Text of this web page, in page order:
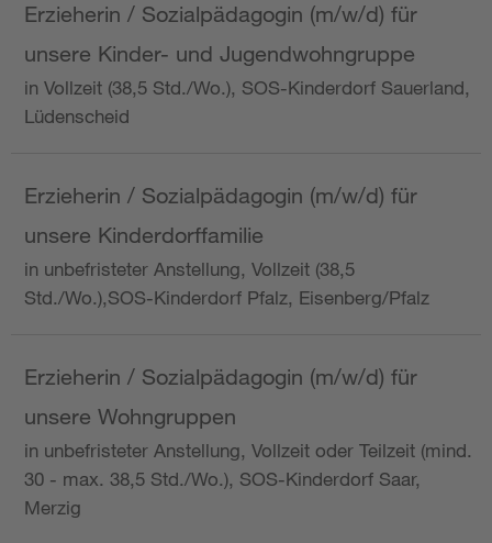
Erzieherin / Sozialpädagogin (m/w/d) für
unsere Kinder- und Jugendwohngruppe
in Vollzeit (38,5 Std./Wo.), SOS-Kinderdorf Sauerland,
Lüdenscheid
Erzieherin / Sozialpädagogin (m/w/d) für
unsere Kinderdorffamilie
in unbefristeter Anstellung, Vollzeit (38,5
Std./Wo.),SOS-Kinderdorf Pfalz, Eisenberg/Pfalz
Erzieherin / Sozialpädagogin (m/w/d) für
unsere Wohngruppen
in unbefristeter Anstellung, Vollzeit oder Teilzeit (mind.
30 - max. 38,5 Std./Wo.), SOS-Kinderdorf Saar,
Merzig